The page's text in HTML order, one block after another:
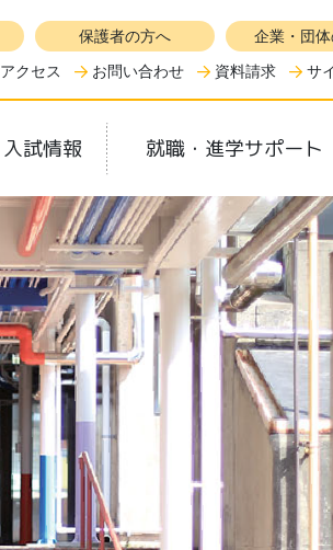
保護者の方へ
企業・団
アクセス お問い合わせ 資料請求 サ
入試情報 就職・進学サポート